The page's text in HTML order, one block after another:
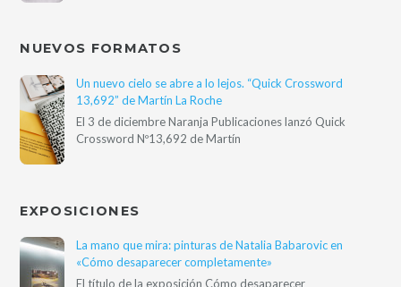
NUEVOS FORMATOS
Un nuevo cielo se abre a lo lejos. “Quick Crossword
13,692” de Martín La Roche
El 3 de diciembre Naranja Publicaciones lanzó Quick
Crossword Nº13,692 de Martín
EXPOSICIONES
La mano que mira: pinturas de Natalia Babarovic en
«Cómo desaparecer completamente»
El título de la exposición Cómo desaparecer